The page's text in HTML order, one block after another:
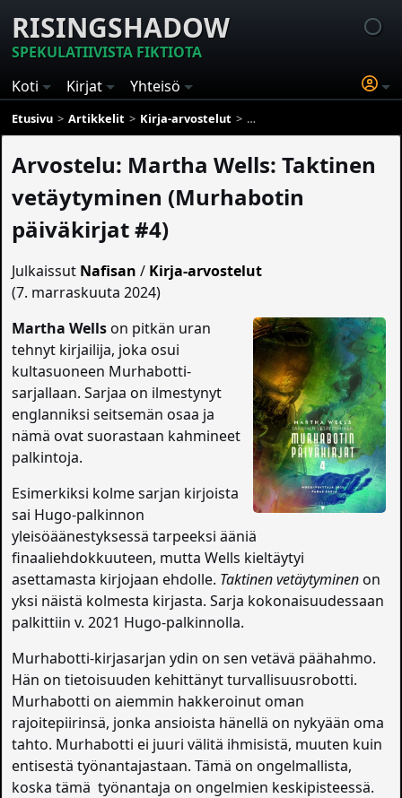
RISINGSHADOW
SPEKULATIIVISTA FIKTIOTA
Koti
Kirjat Yhteisö
Etusivu Artikkelit Kirja-arvostelut Arvostelu: Martha Wells:
Arvostelu: Martha Wells: Taktinen
vetäytyminen (Murhabotin
päiväkirjat #4)
Julkaissut Nafisan / Kirja-arvostelut
(7. marraskuuta 2024)
Martha Wellson pitkän uran
tehnyt kirjailija, joka osui
kultasuoneen Murhabotti-
sarjallaan. Sarjaa on ilmestynyt
englanniksi seitsemän osaa ja
nämä ovat suorastaan kahmineet
palkintoja.
Esimerkiksi kolme sarjan kirjoista
sai Hugo-palkinnon
yleisöäänestyksessä tarpeeksi ääniä
finaaliehdokkuuteen, mutta Wells kieltäytyi
asettamasta kirjojaan ehdolle. Taktinen vetäytyminenon
yksi näistä kolmesta kirjasta. Sarja kokonaisuudessaan
palkittiin v. 2021 Hugo-palkinnolla.
Murhabotti-kirjasarjan ydin on sen vetävä päähahmo.
Hän on tietoisuuden kehittänyt turvallisuusrobotti.
Murhabotti on aiemmin hakkeroinut oman
rajoitepiirinsä, jonka ansioista hänellä on nykyään oma
tahto. Murhabotti ei juuri välitä ihmisistä, muuten kuin
entisestä työnantajastaan. Tämä on ongelmallista,
koska tämä työnantaja on ongelmien keskipisteessä.